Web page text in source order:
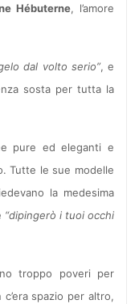
Hébuterne, l’amore
dal volto serio”, e
sosta per tutta la
pure ed eleganti e
Tutte le sue modelle
la medesima
“dipingerò i tuoi occhi
troppo poveri per
spazio per altro,